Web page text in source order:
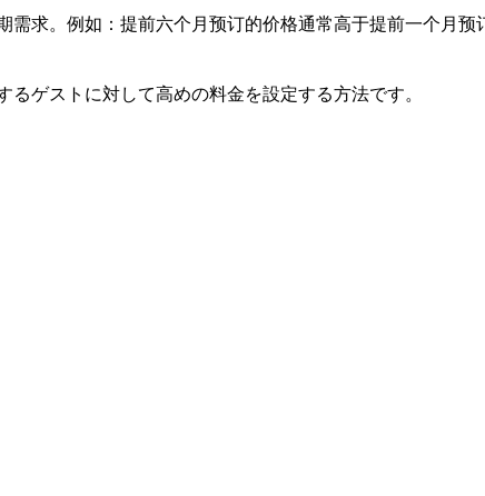
求。例如：提前六个月预订的价格通常高于提前一个月预
ゲストに対して高めの料金を設定する方法です。